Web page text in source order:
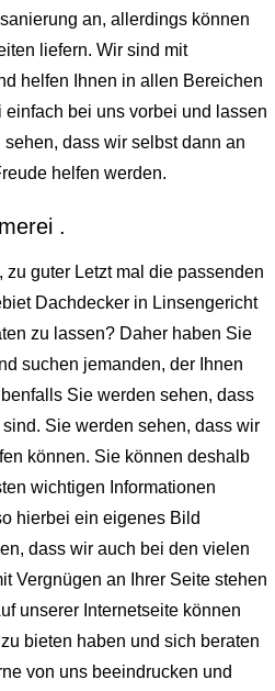
an, allerdings können
liefern. Wir sind mit
helfen Ihnen in allen Bereichen
bei uns vorbei und lassen
dass wir selbst dann an
helfen werden.
.
zu guter Letzt mal die passenden
Dachdecker in Linsengericht
zu lassen? Daher haben Sie
suchen jemanden, der Ihnen
Sie werden sehen, dass
Sie werden sehen, dass wir
können. Sie können deshalb
wichtigen Informationen
hierbei ein eigenes Bild
dass wir auch bei den vielen
Vergnügen an Ihrer Seite stehen
unserer Internetseite können
bieten haben und sich beraten
von uns beeindrucken und